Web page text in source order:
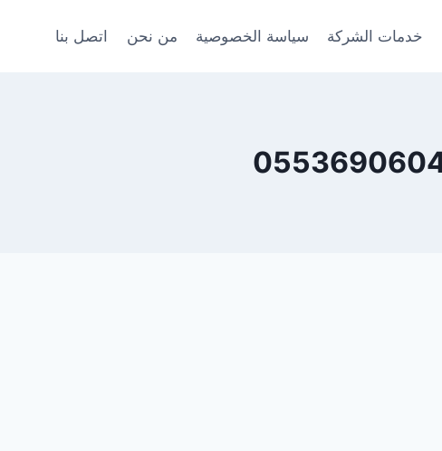
خدمات الشركة سياسة الخصوصية من نحن اتصل بنا